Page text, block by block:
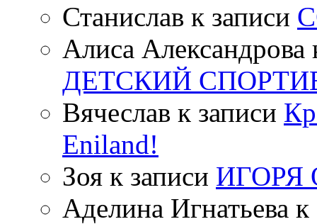
Станислав к записи
Алиса Александрова
ДЕТСКИЙ
Вячеслав к записи
Eniland!
Зоя к записи ИГОРЯ
Аделина Игнатьева к